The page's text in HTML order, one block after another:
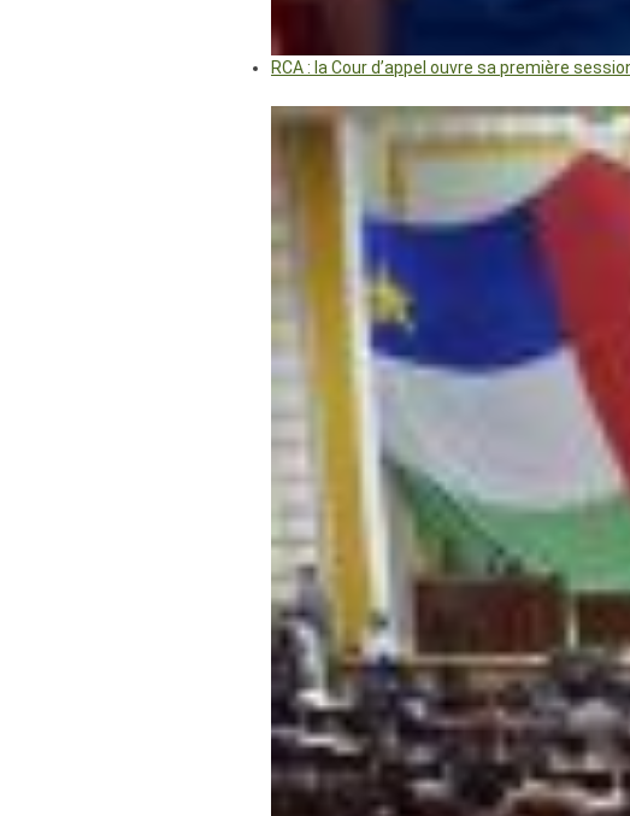
RCA : la Cour d’appel ouvre sa première